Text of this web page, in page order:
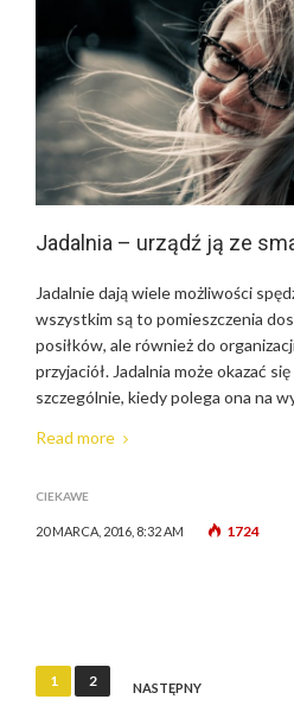
Jadalnia – urządź ją ze
Jadalnie dają wiele możliwości
wszystkim są to pomieszczenia
posiłków, ale również do
przyjaciół. Jadalnia może okazać
szczególnie, kiedy polega ona na
Read more
CIEKAWE
20 MARCA, 2016, 8:32 AM 1724
N1 2 NASTĘPNY